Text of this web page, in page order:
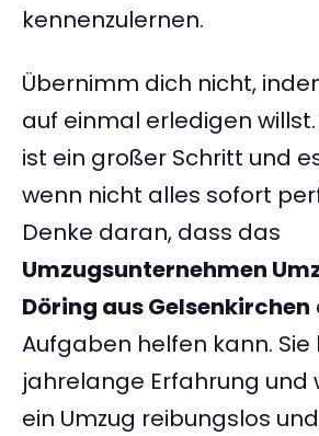
kennenzulernen.
Übernimm dich nicht,
auf einmal erledigen willst.
ist ein großer Schritt und
wenn nicht alles sofort
Denke daran, dass das
Umzugsunternehmen
Döring aus Gelsenkirchen
Aufgaben helfen kann.
jahrelange Erfahrung und
ein Umzug reibungslos